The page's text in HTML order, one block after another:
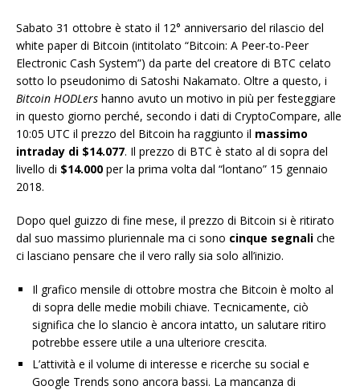
Sabato 31 ottobre è stato il 12° anniversario del rilascio del
white paper di Bitcoin (intitolato “Bitcoin: A Peer-to-Peer
Electronic Cash System”) da parte del creatore di BTC celato
sotto lo pseudonimo di Satoshi Nakamato. Oltre a questo, i
Bitcoin HODLers hanno avuto un motivo in più per festeggiare
in questo giorno perché, secondo i dati di CryptoCompare, alle
10:05 UTC il prezzo del Bitcoin ha raggiunto il massimo
intraday di $14.077. Il prezzo di BTC è stato al di sopra del
livello di $14.000 per la prima volta dal “lontano” 15 gennaio
2018.
Dopo quel guizzo di fine mese, il prezzo di Bitcoin si è ritirato
dal suo massimo pluriennale ma ci sono cinque segnali che
ci lasciano pensare che il vero rally sia solo all’inizio.
Il grafico mensile di ottobre mostra che Bitcoin è molto al
di sopra delle medie mobili chiave. Tecnicamente, ciò
significa che lo slancio è ancora intatto, un salutare ritiro
potrebbe essere utile a una ulteriore crescita.
L’attività e il volume di interesse e ricerche su social e
Google Trends sono ancora bassi. La mancanza di